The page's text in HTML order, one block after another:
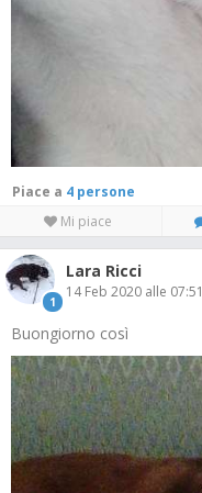
Piace a
4 persone
Mi piace
1
Lara Ricci
14 Feb 2020 alle 07:51
Buongiorno così